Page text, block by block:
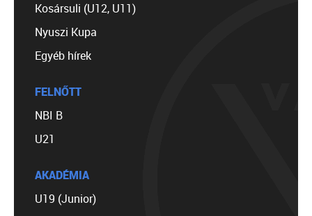
Kosársuli (U12, U11)
Nyuszi Kupa
Egyéb hírek
FELNŐTT
NBI B
U21
AKADÉMIA
U19 (Junior)